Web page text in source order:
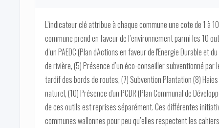
L’indicateur clé attribue à chaque commune une cote de 1 à
commune prend en faveur de l’environnement parmi les 10
d’un PAEDC (Plan d'Actions en faveur de l'Energie Durable et
de rivière, (5) Présence d’un éco-conseiller subventionné par
tardif des bords de routes, (7) Subvention Plantation (8)
naturel, (10) Présence d'un PCDR (Plan Communal de
de ces outils est reprises séparément. Ces différentes
communes wallonnes pour peu qu’elles respectent les